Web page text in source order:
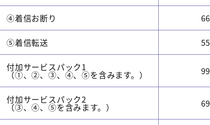
④着信お断り
⑤着信転送
付加サービスパック1
（①、②、③、④、⑤を含みます。）
付加サービスパック2
（③、④、⑤を含みます。）